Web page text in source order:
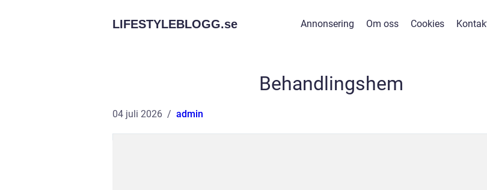
LIFESTYLEBLOGG.se Annonsering Om oss Cookies
Behandlingshem
04 juli 2026 admin